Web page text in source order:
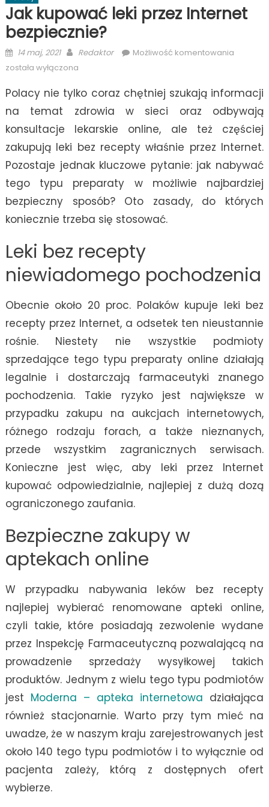
Jak kupować leki przez Internet
bezpiecznie?
Posted
on
14 maj, 2021 Author
Redaktor Możliwość komentowaniaJak
przez
Internet
została wyłączona
Polacy nie tylko coraz chętniej szukają informacji
na temat zdrowia w sieci oraz odbywają
konsultacje lekarskie online, ale też częściej
zakupują leki bez recepty właśnie przez Internet.
Pozostaje jednak kluczowe pytanie: jak nabywać
tego typu preparaty w możliwie najbardziej
bezpieczny sposób? Oto zasady, do których
koniecznie trzeba się stosować.
Leki bez recepty
niewiadomego pochodzenia
Obecnie około 20 proc. Polaków kupuje leki bez
recepty przez Internet, a odsetek ten nieustannie
rośnie. Niestety nie wszystkie podmioty
sprzedające tego typu preparaty online działają
legalnie i dostarczają farmaceutyki znanego
pochodzenia. Takie ryzyko jest największe w
przypadku zakupu na aukcjach internetowych,
różnego rodzaju forach, a także nieznanych,
przede wszystkim zagranicznych serwisach.
Konieczne jest więc, aby leki przez Internet
kupować odpowiedzialnie, najlepiej z dużą dozą
ograniczonego zaufania.
Bezpieczne zakupy w
aptekach online
W przypadku nabywania leków bez recepty
najlepiej wybierać renomowane apteki online,
czyli takie, które posiadają zezwolenie wydane
przez Inspekcję Farmaceutyczną pozwalającą na
prowadzenie sprzedaży wysyłkowej takich
produktów. Jednym z wielu tego typu podmiotów
jest Moderna – apteka internetowa działająca
również stacjonarnie. Warto przy tym mieć na
uwadze, że w naszym kraju zarejestrowanych jest
około 140 tego typu podmiotów i to wyłącznie od
pacjenta zależy, którą z dostępnych ofert
wybierze.